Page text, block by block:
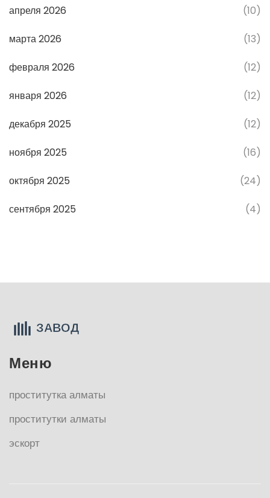
апреля 2026 (10)
марта 2026 (13)
февраля 2026 (12)
января 2026 (12)
декабря 2025 (12)
ноября 2025 (16)
октября 2025 (24)
сентября 2025 (4)
Меню
проститутка алматы
проститутки алматы
эскорт